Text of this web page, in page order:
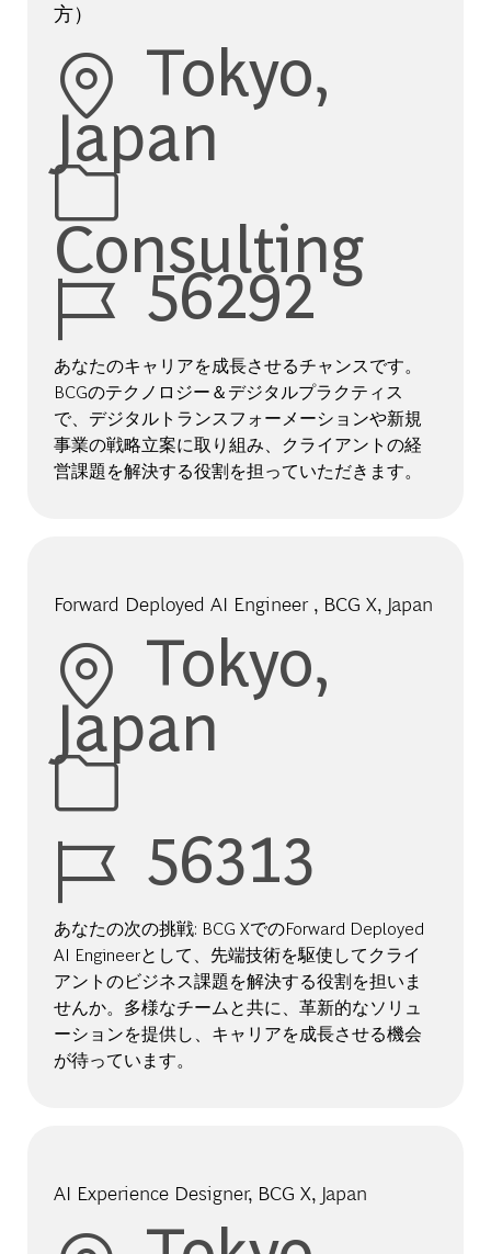
方）
Location
Tokyo,
Japan
Category
Consulting
Job Id56292
あなたのキャリアを成長させるチャンスです。
BCGのテクノロジー＆デジタルプラクティス
で、デジタルトランスフォーメーションや新規
事業の戦略立案に取り組み、クライアントの経
営課題を解決する役割を担っていただきます。
Forward Deployed AI Engineer , BCG X, Japan
Location
Tokyo,
Japan
Job Id56313
あなたの次の挑戦: BCG XでのForward Deployed
AI Engineerとして、先端技術を駆使してクライ
アントのビジネス課題を解決する役割を担いま
せんか。多様なチームと共に、革新的なソリュ
ーションを提供し、キャリアを成長させる機会
が待っています。
AI Experience Designer, BCG X, Japan
Location